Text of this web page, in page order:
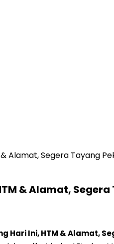
Alamat, Segera Tayang
& Alamat,
Hari Ini, HTM & Alamat,